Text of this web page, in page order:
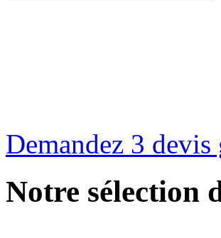
Demandez 3 devis
Notre sélection